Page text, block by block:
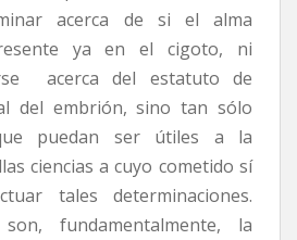
acerca de si el alma
ya en el cigoto, ni
acerca del estatuto de
del embrión, sino tan sólo
puedan ser útiles a la
ciencias a cuyo cometido sí
tales determinaciones.
fundamentalmente, la